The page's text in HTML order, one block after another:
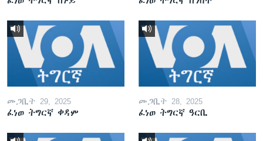
መጋቢት 29, 2025
ፈነወ ትግርኛ ቀዳም
መጋቢት 28, 2025
ፈነወ ትግርኛ ዓርቢ